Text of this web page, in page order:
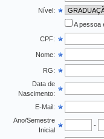
Nível:
A pessoa
CPF:
Nome:
RG:
Data de
Nascimento:
E-Mail:
Ano/Semestre
Inicial
-